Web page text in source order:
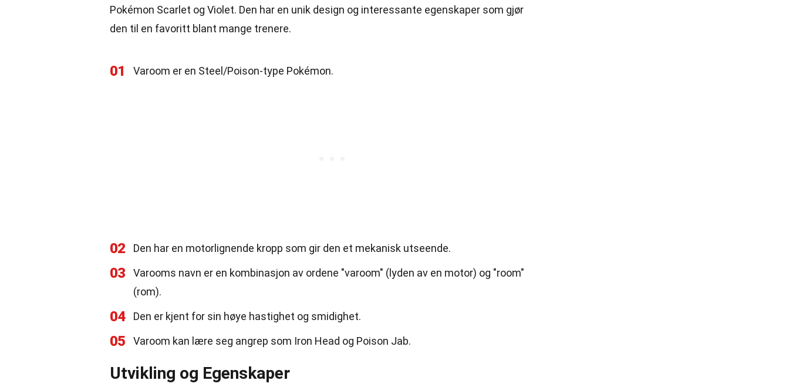
Pokémon Scarlet og Violet. Den har en unik design og interessante egenskaper som gjør
den til en favoritt blant mange trenere.
01 Varoom er en Steel/Poison-type Pokémon.
02 Den har en motorlignende kropp som gir den et mekanisk utseende.
03
Varooms navn er en kombinasjon av ordene "varoom" (lyden av en motor) og "room"
(rom).
04 Den er kjent for sin høye hastighet og smidighet.
05 Varoom kan lære seg angrep som Iron Head og Poison Jab.
Utvikling og Egenskaper